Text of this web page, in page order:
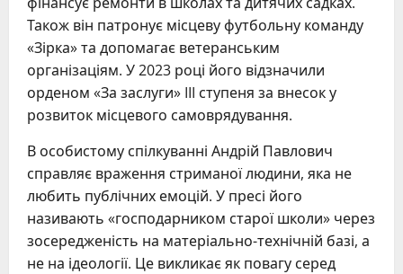
Також він патронує місцеву футбольну команду
«Зірка» та допомагає ветеранським
організаціям. У 2023 році його відзначили
орденом «За заслуги» III ступеня за внесок у
розвиток місцевого самоврядування.
В особистому спілкуванні Андрій Павлович
справляє враження стриманої людини, яка не
любить публічних емоцій. У пресі його
називають «господарником старої школи» через
зосередженість на матеріально-технічній базі, а
не на ідеології. Це викликає як повагу серед